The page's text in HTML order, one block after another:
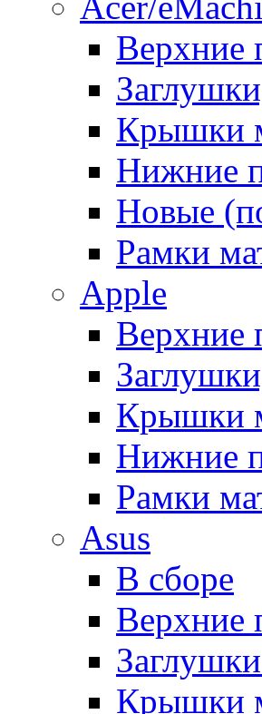
Верхние
Крышки
Нижние
Новые
Рамки
Apple
Верхние
Крышки
Нижние
Рамки
Asus
В сборе
Верхние
Крышки